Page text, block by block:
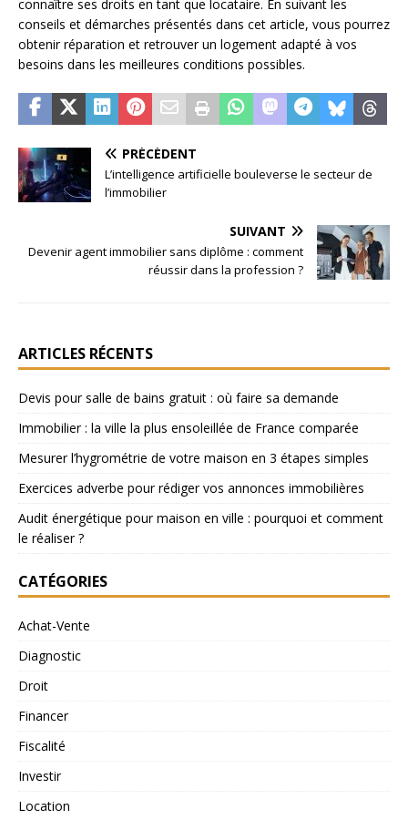
connaître ses droits en tant que locataire. En suivant les
conseils et démarches présentés dans cet article, vous pourrez
obtenir réparation et retrouver un logement adapté à vos
besoins dans les meilleures conditions possibles.
PRÉCÉDENT
L’intelligence artificielle bouleverse le secteur de
l’immobilier
SUIVANT
Devenir agent immobilier sans diplôme : comment
réussir dans la profession ?
ARTICLES RÉCENTS
Devis pour salle de bains gratuit : où faire sa demande
Immobilier : la ville la plus ensoleillée de France comparée
Mesurer l’hygrométrie de votre maison en 3 étapes simples
Exercices adverbe pour rédiger vos annonces immobilières
Audit énergétique pour maison en ville : pourquoi et comment
le réaliser ?
CATÉGORIES
Achat-Vente
Diagnostic
Droit
Financer
Fiscalité
Investir
Location